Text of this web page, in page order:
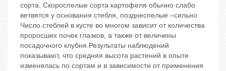
сорта. Скороспелые сорта картофеля обычно слабо
ветвятся у основания стебля, позднеспелые –сильно.
Число стеблей в кусте во многом зависит от количества
проросших почек глазков, а также от величины
посадочного клубня.Результаты наблюдений
показывают, что средняя высота растений в опыте
изменялась по сортам и в зависимости от применения